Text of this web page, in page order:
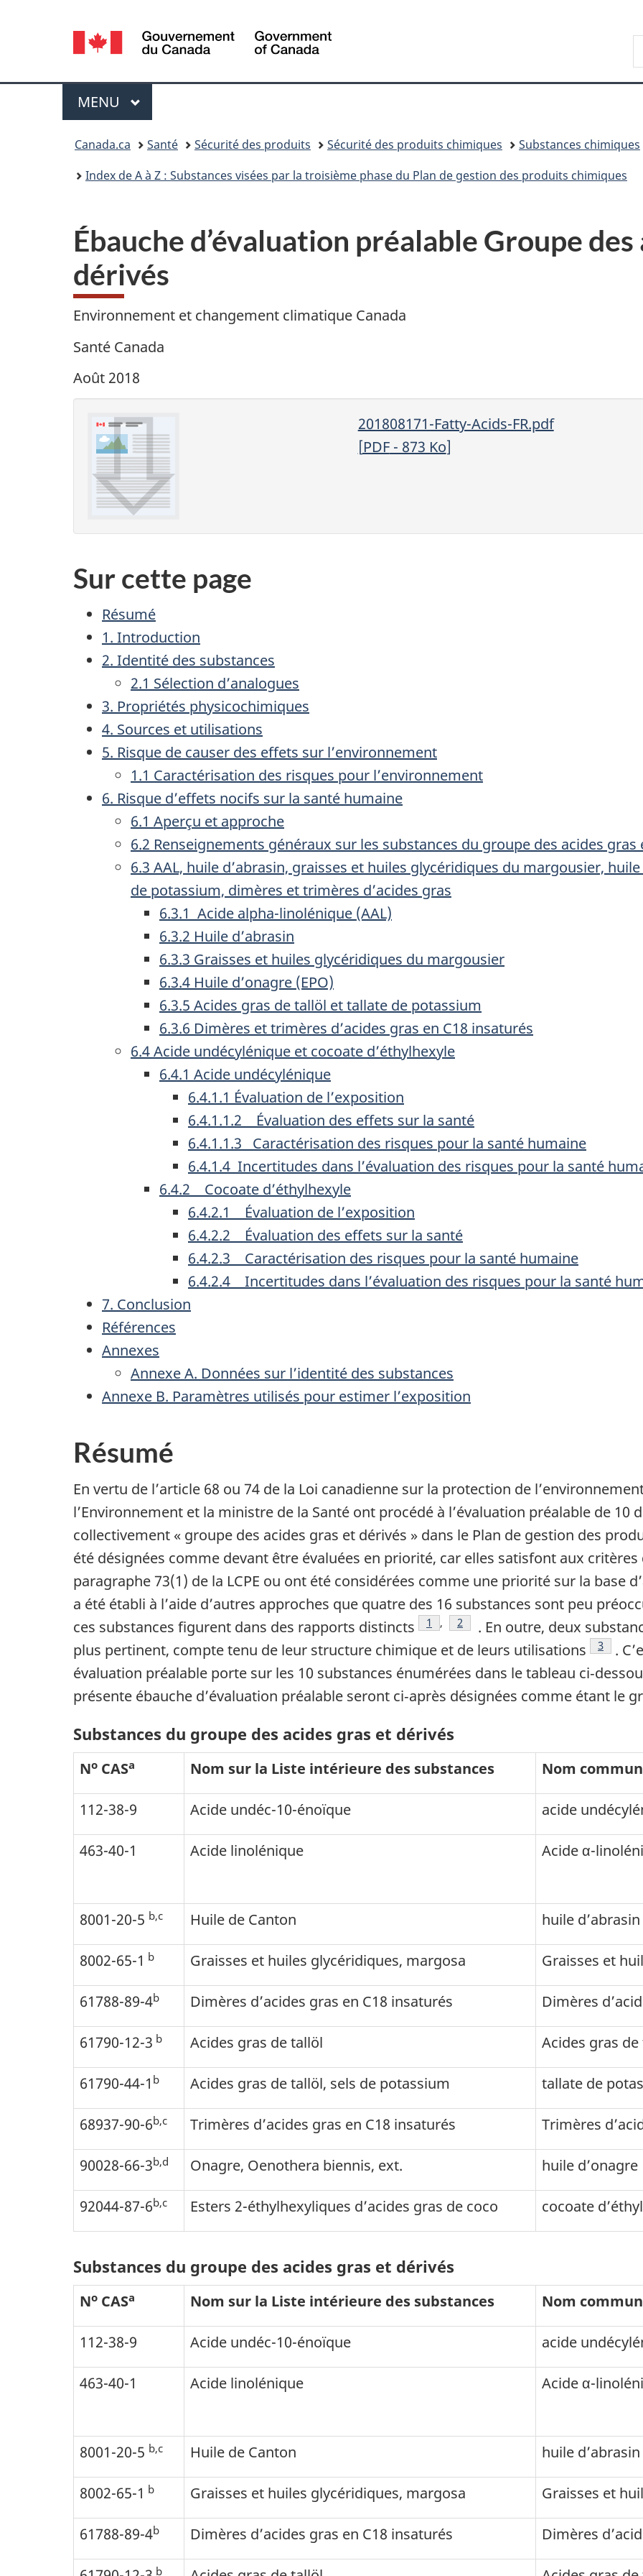
sujet
HTML
Sélection
de
la
langue
Canada
Menu
MENU PRINCIPAL
Canada.ca Santé Sécurité des produits Sécurité des produits chimiques
Substances chimiques
Index de A à Z : Substances visées par la troisième phase du Plan de gestion des produits chimiques
Ébauche d’évaluation préalable Groupe des
dérivés
Environnement et changement climatique Canada
Santé Canada
Août 2018
201808171-Fatty-Acids-FR.pdf
[PDF- 873 Ko]
Sur cette page
Résumé
1. Introduction
2. Identité des substances
2.1 Sélection d’analogues
3. Propriétés physicochimiques
4. Sources et utilisations
5. Risque de causer des effets sur l’environnement
1.1 Caractérisation des risques pour l’environnement
6. Risque d’effets nocifs sur la santé humaine
6.1 Aperçu et approche
6.2 Renseignements généraux sur les substances du groupe des acides gras
6.3 AAL, huile d’abrasin, graisses et huiles glycéridiques du margousier,
de potassium, dimères et trimères d’acides gras
6.3.1 Acide alpha-linolénique (AAL)
6.3.2 Huile d’abrasin
6.3.3 Graisses et huiles glycéridiques du margousier
6.3.4 Huile d’onagre (EPO)
6.3.5 Acides gras de tallöl et tallate de potassium
6.3.6 Dimères et trimères d’acides gras en C18 insaturés
6.4 Acide undécylénique et cocoate d’éthylhexyle
6.4.1 Acide undécylénique
6.4.1.1 Évaluation de l’exposition
6.4.1.1.2 Évaluation des effets sur la santé
6.4.1.1.3 Caractérisation des risques pour la santé humaine
6.4.1.4 Incertitudes dans l’évaluation des risques pour la santé
6.4.2 Cocoate d’éthylhexyle
6.4.2.1 Évaluation de l’exposition
6.4.2.2 Évaluation des effets sur la santé
6.4.2.3 Caractérisation des risques pour la santé humaine
6.4.2.4 Incertitudes dans l’évaluation des risques pour la santé
7. Conclusion
Références
Annexes
Annexe A. Données sur l’identité des substances
Annexe B. Paramètres utilisés pour estimer l’exposition
Résumé
En vertu de l’article 68 ou 74 de la Loi canadienne sur la protection de
l’Environnement et la ministre de la Santé ont procédé à l’évaluation préalable de 10
collectivement « groupe des acides gras et dérivés » dans le Plan de gestion des
été désignées comme devant être évaluées en priorité, car elles satisfont aux
paragraphe 73(1) de la LCPE ou ont été considérées comme une priorité sur la base
a été établi à l’aide d’autres approches que quatre des 16 substances sont peu
ces substances figurent dans des rapports distincts
Note de bas de page
1 , Note de bas de page
2
. En outre, deux
plus pertinent, compte tenu de leur structure chimique et de leurs utilisations
Note de
3
.
évaluation préalable porte sur les 10 substances énumérées dans le tableau
présente ébauche d’évaluation préalable seront ci‑après désignées comme étant le
Substances du groupe des acides gras et dérivés
No CASa Nom sur la Liste intérieure des substances Nom commun
112-38-9 Acide undéc-10-énoïque acide
463-40-1 Acide linolénique Acide α-
8001-20-5 b,c Huile de Canton huile d’abrasin
8002-65-1 b Graisses et huiles glycéridiques, margosa Graisses et
61788-89-4b Dimères d’acides gras en C18 insaturés Dimères
61790-12-3 b Acides gras de tallöl Acides gras
61790-44-1 b Acides gras de tallöl, sels de potassium tallate de
68937-90-6b,c Trimères d’acides gras en C18 insaturés Trimères
90028-66-3b,d Onagre, Oenothera biennis, ext. huile d’onagre
92044-87-6b,c Esters 2-éthylhexyliques d’acides gras de coco cocoate
Substances du groupe des acides gras et dérivés
No CASa Nom sur la Liste intérieure des substances Nom commun
112-38-9 Acide undéc-10-énoïque acide
463-40-1 Acide linolénique Acide α-
8001-20-5 b,c Huile de Canton huile d’abrasin
8002-65-1 b Graisses et huiles glycéridiques, margosa Graisses et
61788-89-4b Dimères d’acides gras en C18 insaturés Dimères
b